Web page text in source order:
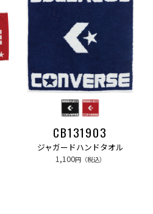
CB131903
ジャガードハンドタオル
1,100円（税込）